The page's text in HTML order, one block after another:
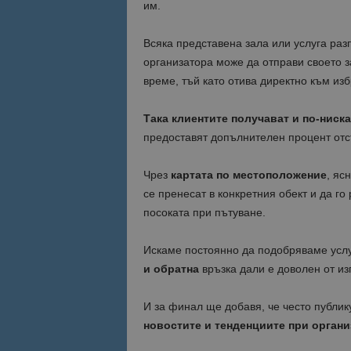
им.
Всяка представена зала или услуга
организатора може да отправи своето
време, тъй като отива директно към
Така клиентите получават и по-
предоставят допълнителен процент
Чрез картата по местоположение,
се пренесат в конкретния обект и да
посоката при пътуване.
Искаме постоянно да подобряваме
и обратнавръзка дали е доволен от
И за финал ще добавя, че често
новостите и тенденциите при
Име
is_visitor_unique
is_unique
_ga_B09EBBY8PY
_ga